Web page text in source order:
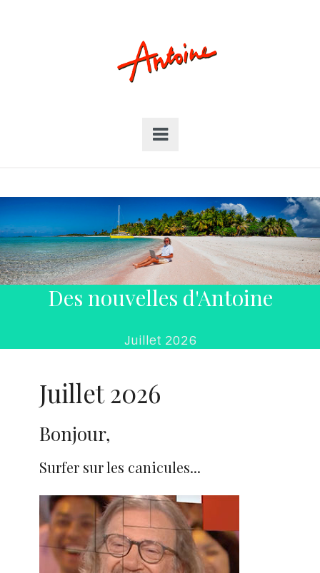
Des nouvelles d'Antoine
Juillet 2026
Juillet 2026
Bonjour,
Surfer sur les canicules...